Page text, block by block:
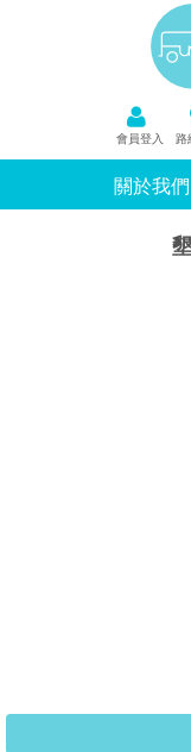
會員登入 路
關於我們